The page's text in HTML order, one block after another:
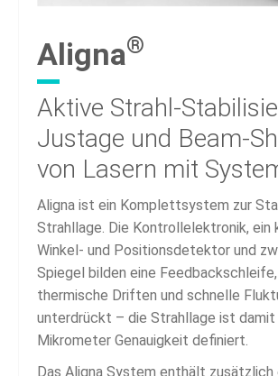
Aligna®
Aktive Strahl-
Justage und Beam-
von Lasern mit
Aligna ist ein Komplettsystem zur
Strahllage. Die Kontrollelektronik, ein
Winkel- und Positionsdetektor und
Spiegel bilden eine
thermische Driften und schnelle
unterdrückt – die Strahllage ist damit
Mikrometer Genauigkeit definiert.
Das Aligna System enthält zusätzlich